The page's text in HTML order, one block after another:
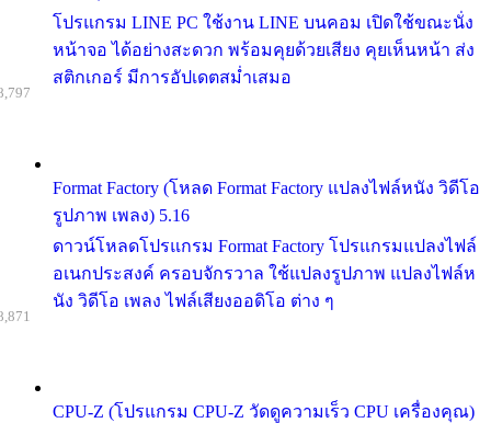
โปรแกรม LINE PC ใช้งาน LINE บนคอม เปิดใช้ขณะนั่ง
หน้าจอ ได้อย่างสะดวก พร้อมคุยด้วยเสียง คุยเห็นหน้า ส่ง
สติกเกอร์ มีการอัปเดตสม่ำเสมอ
Format Factory (โหลด Format Factory แปลงไฟล์หนัง วิดีโอ
รูปภาพ เพลง) 5.16
ดาวน์โหลดโปรแกรม Format Factory โปรแกรมแปลงไฟล์
อเนกประสงค์ ครอบจักรวาล ใช้แปลงรูปภาพ แปลงไฟล์ห
นัง วิดีโอ เพลง ไฟล์เสียงออดิโอ ต่าง ๆ
CPU-Z (โปรแกรม CPU-Z วัดดูความเร็ว CPU เครื่องคุณ)